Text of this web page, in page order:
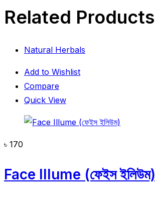
Related Products
Natural Herbals
Add to Wishlist
Compare
Quick View
৳ 170
Face Illume (ফেইস ইলিউম)